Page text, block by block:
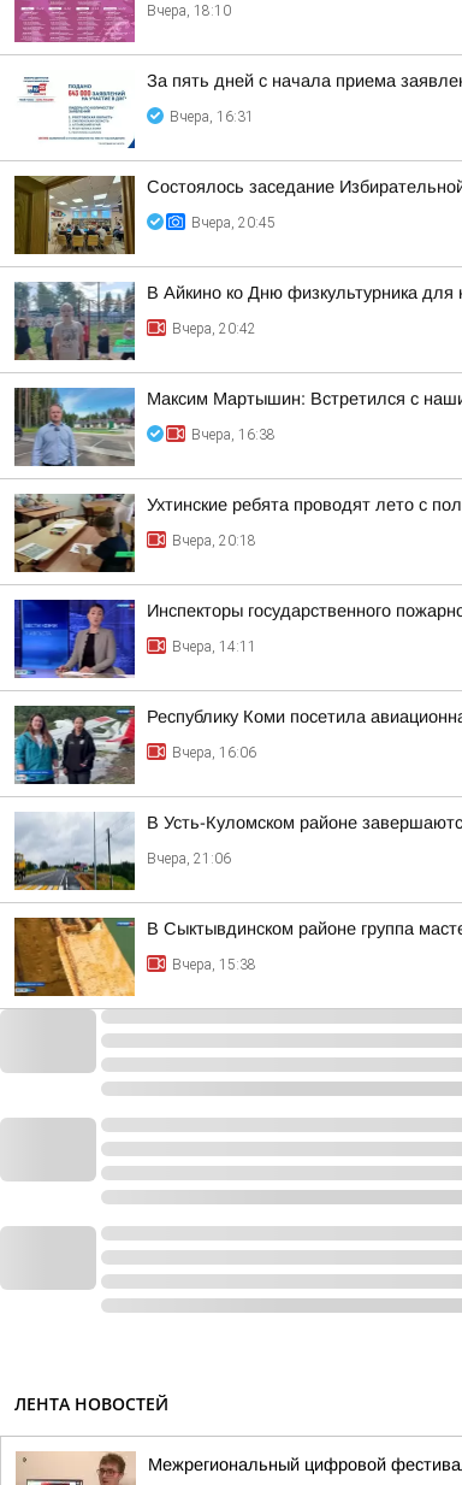
Вчера, 18:10
За пять дней с начала приема
Вчера, 16:31
Состоялось заседание
Вчера, 20:45
В Айкино ко Дню физкультурника
Вчера, 20:42
Максим Мартышин: Встретился с
Вчера, 16:38
Ухтинские ребята проводят лето с
Вчера, 20:18
Инспекторы государственного
Вчера, 14:11
Республику Коми посетила
Вчера, 16:06
В Усть-Куломском районе
Вчера, 21:06
В Сыктывдинском районе группа
Вчера, 15:38
ЛЕНТА НОВОСТЕЙ
Межрегиональный цифровой